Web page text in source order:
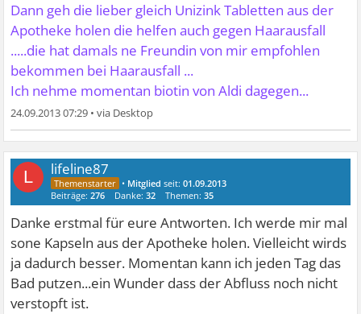
Dann geh die lieber gleich Unizink Tabletten aus der
Apotheke holen die helfen auch gegen Haarausfall
.....die hat damals ne Freundin von mir empfohlen
bekommen bei Haarausfall ...
Ich nehme momentan biotin von Aldi dagegen...
24.09.2013 07:29 •
L lifeline87
• Mitglied seit:01.09.2013
Beiträge:276 Danke:32 Themen:35
Danke erstmal für eure Antworten. Ich werde mir mal
sone Kapseln aus der Apotheke holen. Vielleicht wirds
ja dadurch besser. Momentan kann ich jeden Tag das
Bad putzen...ein Wunder dass der Abfluss noch nicht
verstopft ist.